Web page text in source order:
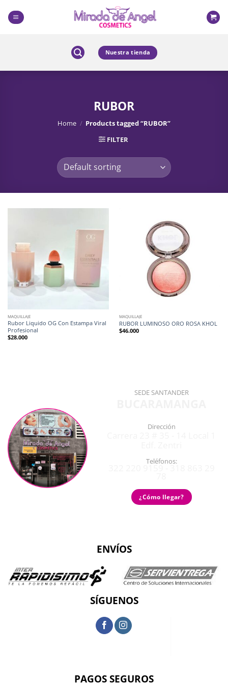
content
Nuestra tienda
RUBOR
Home / Products tagged “RUBOR”
FILTER
MAQUILLAJE
Rubor Liquido OG Con Estampa Viral
Profesional
$28.000
MAQUILLAJE
RUBOR LUMINOSO ORO ROSA KHOL
$46.000
SEDE SANTANDER
Dirección
Teléfonos:
¿Cómo llegar?
ENVÍOS
SÍGUENOS
PAGOS SEGUROS